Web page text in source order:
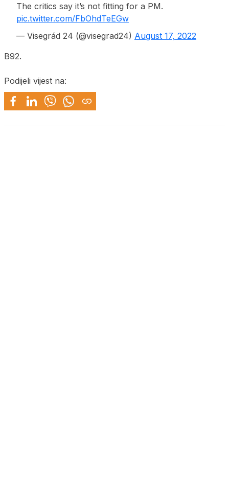
The critics say it’s not fitting for a PM.
pic.twitter.com/FbOhdTeEGw
— Visegrád 24 (@visegrad24) August 17, 2022
B92.
Podijeli vijest na: